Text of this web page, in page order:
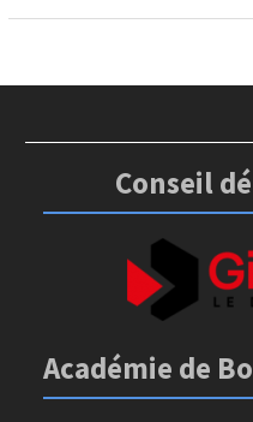
Conseil
Académie de